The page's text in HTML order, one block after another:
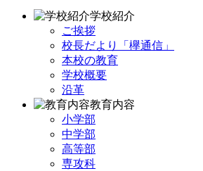
学校紹介
ご挨拶
校長だより「欅通信」
本校の教育
学校概要
沿革
教育内容
小学部
中学部
高等部
専攻科